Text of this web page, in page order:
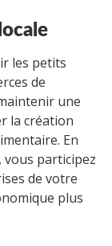
les petits
de
une
la création
En
participez
de votre
plus